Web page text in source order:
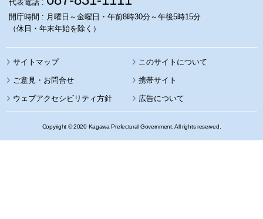
代表電話 :
開庁時間 : 月曜日～金曜日・午前8時30分～午後5時15分
（休日・年末年始を除く）
サイトマップ このサイトについて
携帯サイト
ウェブアクセシビリティ方針 広告について
Copyright © 2020 Kagawa Prefectural Government. All rights reserved.